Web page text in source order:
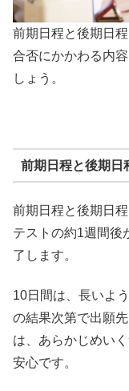
前期日程と後期日
合否にかかわる内
しょう。
前期日程と後期日
前期日程と後期日
テストの約1週間後
了します。
10日間は、長いよ
の結果次第で出願
は、あらかじめい
安心です。